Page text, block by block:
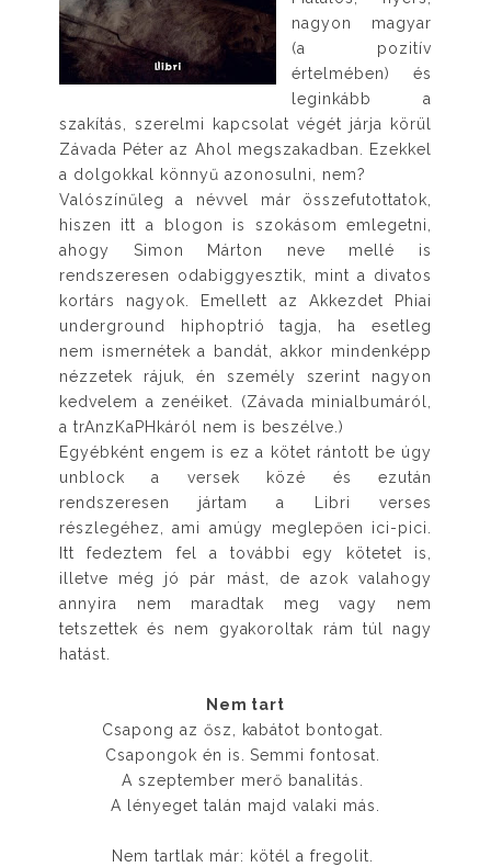
nagyon magyar
(a pozitív
értelmében) és
leginkább a
szakítás, szerelmi kapcsolat végét járja körül
Závada Péter az Ahol megszakadban. Ezekkel
a dolgokkal könnyű azonosulni, nem?
Valószínűleg a névvel már összefutottatok,
hiszen itt a blogon is szokásom emlegetni,
ahogy Simon Márton neve mellé is
rendszeresen odabiggyesztik, mint a divatos
kortárs nagyok. Emellett az Akkezdet Phiai
underground hiphoptrió tagja, ha esetleg
nem ismernétek a bandát, akkor mindenképp
nézzetek rájuk, én személy szerint nagyon
kedvelem a zenéiket. (Závada minialbumáról,
a trAnzKaPHkáról nem is beszélve.)
Egyébként engem is ez a kötet rántott be úgy
unblock a versek közé és ezután
rendszeresen jártam a Libri verses
részlegéhez, ami amúgy meglepően ici-pici.
Itt fedeztem fel a további egy kötetet is,
illetve még jó pár mást, de azok valahogy
annyira nem maradtak meg vagy nem
tetszettek és nem gyakoroltak rám túl nagy
hatást.
Nem tart
Csapong az ősz, kabátot bontogat.
Csapongok én is. Semmi fontosat.
A szeptember merő banalitás.
A lényeget talán majd valaki más.
Nem tartlak már: kötél a fregolit.